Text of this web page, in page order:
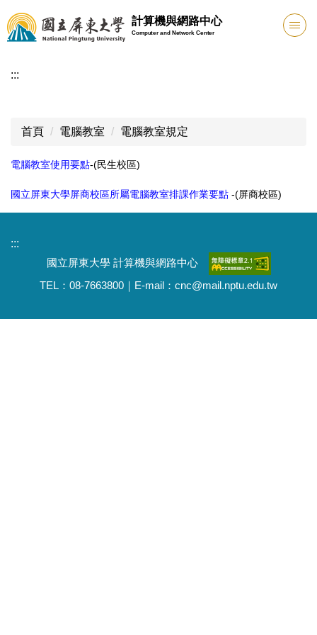
跳
到
主
內
計算機與網路中心
Computer and Network Center
:::
首頁 電腦教室 電腦教室規定
電腦教室使用要點-(民生校區)
國立屏東大學屏商校區所屬電腦教室排課作業要點 -(屏商校區)
:::
國立屏東大學 計算機與網路中心
TEL：08-7663800｜E-mail：cnc@mail.nptu.edu.tw